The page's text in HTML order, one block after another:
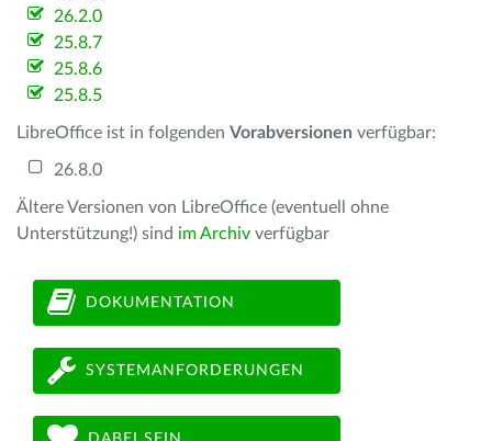
26.2.0
25.8.7
25.8.6
25.8.5
LibreOffice ist in folgenden Vorabversionen verfügbar:
26.8.0
Ältere Versionen von LibreOffice (eventuell ohne
Unterstützung!) sind im Archiv verfügbar
DOKUMENTATION
SYSTEMANFORDERUNGEN